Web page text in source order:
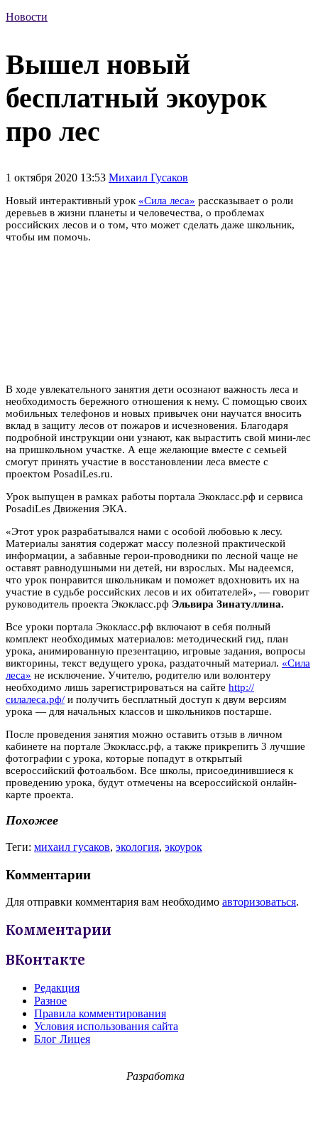
Новости
Вышел новый
бесплатный экоурок
про лес
1 октября 2020 13:53 Михаил Гусаков
Новый интерактивный урок «Сила леса» рассказывает о роли
деревьев в жизни планеты и человечества, о проблемах
российских лесов и о том, что может сделать даже школьник,
чтобы им помочь.
В ходе увлекательного занятия дети осознают важность леса и
необходимость бережного отношения к нему. С помощью своих
мобильных телефонов и новых привычек они научатся вносить
вклад в защиту лесов от пожаров и исчезновения. Благодаря
подробной инструкции они узнают, как вырастить свой мини-лес
на пришкольном участке. А еще желающие вместе с семьей
смогут принять участие в восстановлении леса вместе с
проектом PosadiLes.ru.
Урок выпущен в рамках работы портала Экокласс.рф и сервиса
PosadiLes Движения ЭКА.
«Этот урок разрабатывался нами с особой любовью к лесу.
Материалы занятия содержат массу полезной практической
информации, а забавные герои-проводники по лесной чаще не
оставят равнодушными ни детей, ни взрослых. Мы надеемся,
что урок понравится школьникам и поможет вдохновить их на
участие в судьбе российских лесов и их обитателей», — говорит
руководитель проекта Экокласс.рф Эльвира Зинатуллина.
Все уроки портала Экокласс.рф включают в себя полный
комплект необходимых материалов: методический гид, план
урока, анимированную презентацию, игровые задания, вопросы
викторины, текст ведущего урока, раздаточный материал. «Сила
леса» не исключение. Учителю, родителю или волонтеру
необходимо лишь зарегистрироваться на сайте http://
силалеса.рф/ и получить бесплатный доступ к двум версиям
урока — для начальных классов и школьников постарше.
После проведения занятия можно оставить отзыв в личном
кабинете на портале Экокласс.рф, а также прикрепить 3 лучшие
фотографии с урока, которые попадут в открытый
всероссийский фотоальбом. Все школы, присоединившиеся к
проведению урока, будут отмечены на всероссийской онлайн-
карте проекта.
Похожее
Теги: михаил гусаков, экология, экоурок
Комментарии
Для отправки комментария вам необходимо авторизоваться.
Комментарии
ВКонтакте
Редакция
Разное
Правила комментирования
Условия использования сайта
Блог Лицея
Разработка